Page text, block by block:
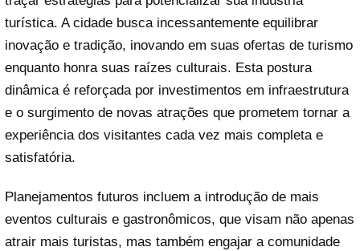
turística. A cidade busca incessantemente equilibrar
inovação e tradição, inovando em suas ofertas de turismo
enquanto honra suas raízes culturais. Esta postura
dinâmica é reforçada por investimentos em infraestrutura
e o surgimento de novas atrações que prometem tornar a
experiência dos visitantes cada vez mais completa e
satisfatória.
Planejamentos futuros incluem a introdução de mais
eventos culturais e gastronômicos, que visam não apenas
atrair mais turistas, mas também engajar a comunidade